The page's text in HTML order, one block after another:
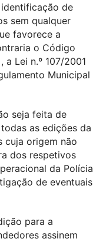
de
sem qualquer
favorece a
o Código
a Lei n.º 107/2001
Municipal
seja feita de
as edições da
cuja origem não
dos respetivos
da Polícia
de eventuais
para a
assinem